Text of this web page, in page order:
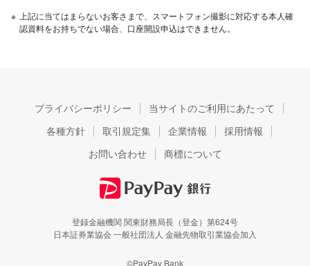
※ 上記に当てはまらないお客さまで、スマートフォン撮影に対応する本人確
認資料をお持ちでない場合、口座開設申込はできません。
プライバシーポリシー
当サイトのご利用にあたって
各種方針
取引規定集 企業情報
採用情報
お問い合わせ
商標について
登録金融機関 関東財務局長（登金）第624号
日本証券業協会 一般社団法人 金融先物取引業協会加入
©PayPay Bank